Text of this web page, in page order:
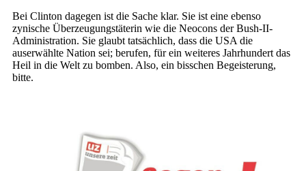
Bei Clinton dagegen ist die Sache klar. Sie ist eine ebenso
zynische Überzeugungstäterin wie die Neocons der Bush-II-
Administration. Sie glaubt tatsächlich, dass die USA die
auserwählte Nation sei; berufen, für ein weiteres Jahrhundert das
Heil in die Welt zu bomben. Also, ein bisschen Begeisterung,
bitte.